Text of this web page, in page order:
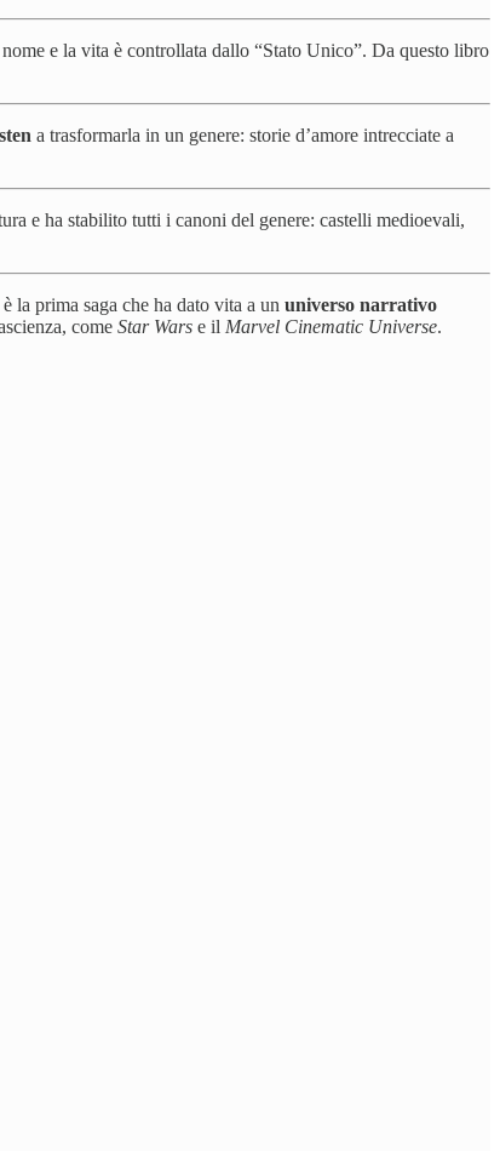
e la vita è controllata dallo “Stato Unico”. Da questo libro
a trasformarla in un genere: storie d’amore intrecciate a
e ha stabilito tutti i canoni del genere: castelli medioevali,
è la prima saga che ha dato vita a un universo narrativo
come Star Wars e il Marvel Cinematic Universe.